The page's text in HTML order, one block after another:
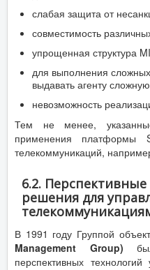
слабая защита от
совместимость
упрощенная структура
для выполнения
выдавать агенту
невозможность
Тем не менее,
применения платформы
телекоммуникаций,
6.2. Перспективные
решения для
В 1991 году Группой
Management
Group)
перспективных технологий